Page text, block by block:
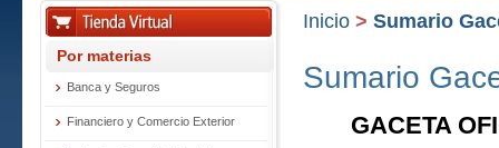
Por materias
Banca y Seguros
Financiero y Comercio Exterior
Inicio > Sumario
Sumario
GACETA